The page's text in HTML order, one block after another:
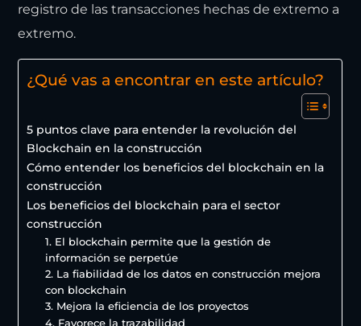
registro de las transacciones hechas de extremo a
extremo.
¿Qué vas a encontrar en este artículo?
5 puntos clave para entender la revolución del
Blockchain en la construcción
Cómo entender los beneficios del blockchain en la
construcción
Los beneficios del blockchain para el sector
construcción
1. El blockchain permite que la gestión de
información se perpetúe
2. La fiabilidad de los datos en construcción mejora
con blockchain
3. Mejora la eficiencia de los proyectos
4. Favorece la trazabilidad